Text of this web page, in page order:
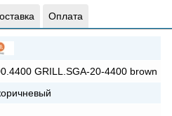
Оплата
GRILL.SGA-20-4400 brown